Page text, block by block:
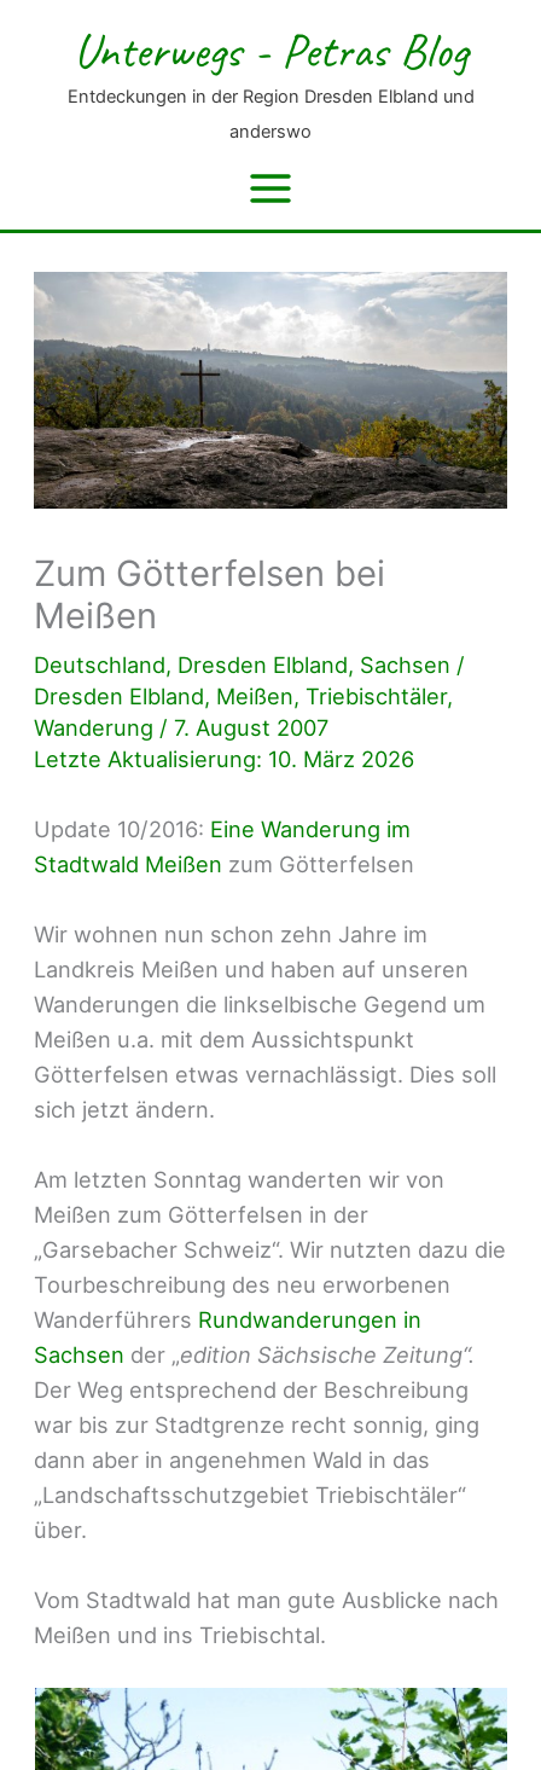
springen
Unterwegs - Petras Blog
Entdeckungen in der Region Dresden Elbland und
anderswo
Zum Götterfelsen bei
Meißen
Deutschland, Dresden Elbland, Sachsen /
Dresden Elbland, Meißen,Triebischtäler,
Wanderung /7. August 2007
Letzte Aktualisierung: 10. März 2026
Update 10/2016: Eine Wanderung im
Stadtwald Meißen zum Götterfelsen
Wir wohnen nun schon zehn Jahre im
Landkreis Meißen und haben auf unseren
Wanderungen die linkselbische Gegend um
Meißen u.a. mit dem Aussichtspunkt
Götterfelsen etwas vernachlässigt. Dies soll
sich jetzt ändern.
Am letzten Sonntag wanderten wir von
Meißen zum Götterfelsen in der
„Garsebacher Schweiz“. Wir nutzten dazu die
Tourbeschreibung des neu erworbenen
Wanderführers Rundwanderungen in
Sachsen der „edition Sächsische Zeitung“.
Der Weg entsprechend der Beschreibung
war bis zur Stadtgrenze recht sonnig, ging
dann aber in angenehmen Wald in das
„Landschaftsschutzgebiet Triebischtäler“
über.
Vom Stadtwald hat man gute Ausblicke nach
Meißen und ins Triebischtal.